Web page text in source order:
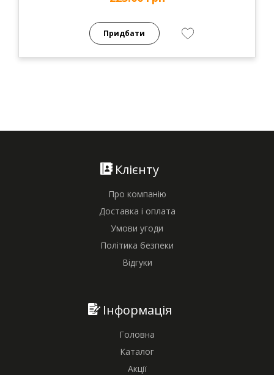
Придбати
Клієнту
Про компанію
Доставка і оплата
Умови угоди
Політика безпеки
Відгуки
Інформація
Головна
Каталог
Акції